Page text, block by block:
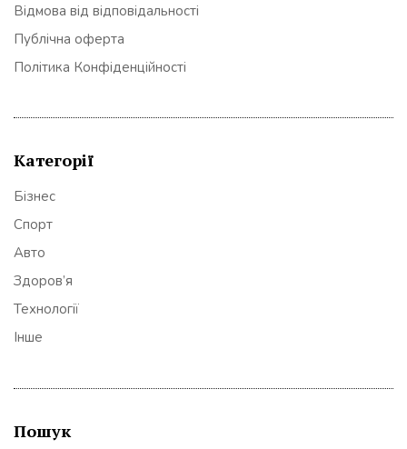
Відмова від відповідальності
Публічна оферта
Політика Конфіденційності
Категорії
Бізнес
Спорт
Авто
Здоров’я
Технології
Інше
Пошук